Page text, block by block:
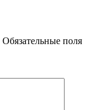
Обязательные поля